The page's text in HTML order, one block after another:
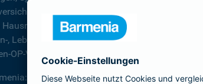
für Kinder und Erwachsene, Schutz
über Rechtsschutzversicherung, Kfz- und
, Lebens- und Berufsunfähigkeitsversicherung
OP-Versicherungen.
Wir helfen Ihnen in jeder Lebenslage